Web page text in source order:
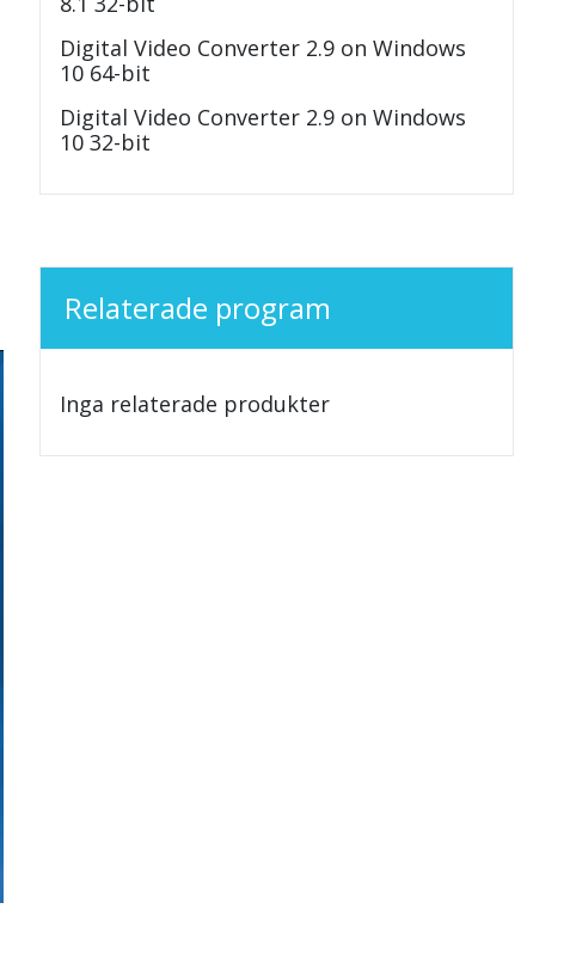
Digital Video Converter 2.9 on Windows
10 64-bit
Digital Video Converter 2.9 on Windows
10 32-bit
Relaterade program
Inga relaterade produkter